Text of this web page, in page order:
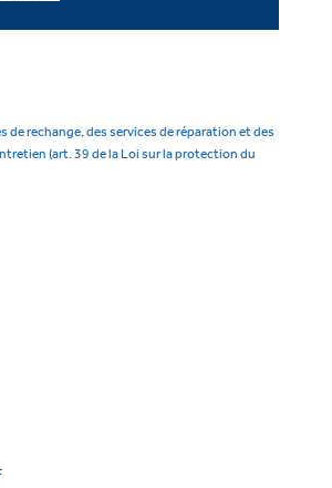
rechange, des services de réparation et des
(art. 39 de la Loi sur la protection du